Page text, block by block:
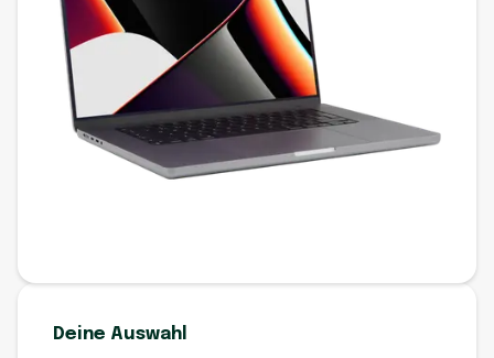
Deine Auswahl